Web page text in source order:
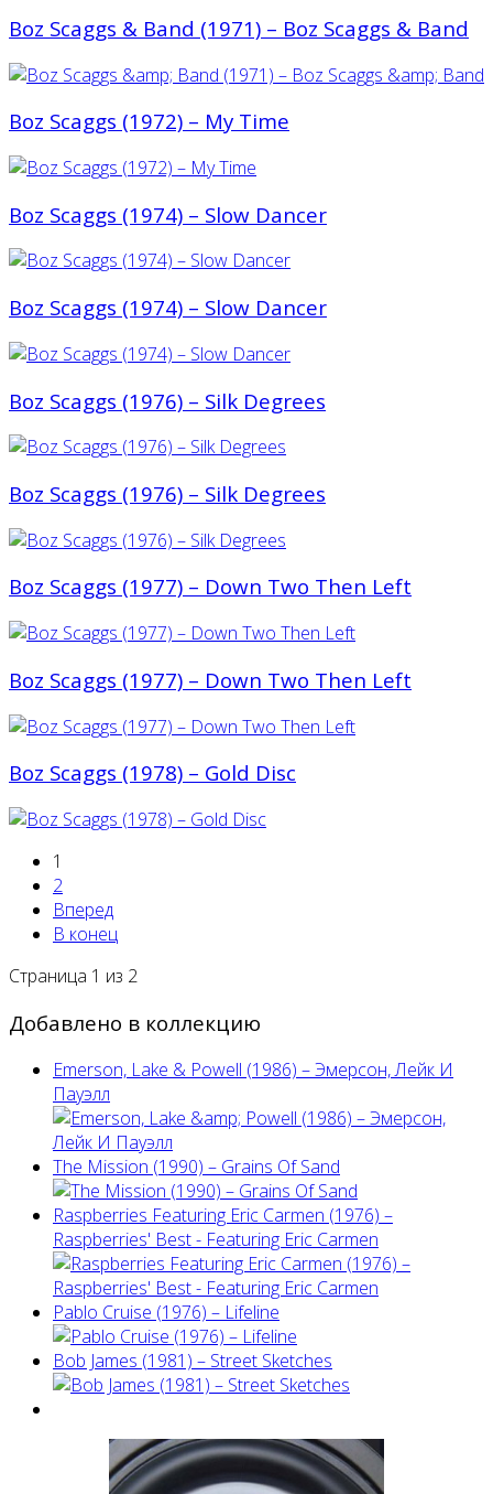
Boz Scaggs & Band (1971) – Boz Scaggs & Band
Boz Scaggs (1972) – My Time
Boz Scaggs (1974) – Slow Dancer
Boz Scaggs (1974) – Slow Dancer
Boz Scaggs (1976) ‎– Silk Degrees
Boz Scaggs (1976) ‎– Silk Degrees
Boz Scaggs (1977) ‎– Down Two Then Left
Boz Scaggs (1977) ‎– Down Two Then Left
Boz Scaggs (1978) – Gold Disc
1
2
Вперед
В конец
Страница 1 из 2
Добавлено в коллекцию
Emerson, Lake & Powell (1986) ‎– Эмерсон, Лейк И
Пауэлл
The Mission (1990) – Grains Of Sand
Raspberries Featuring Eric Carmen (1976) –
Raspberries' Best - Featuring Eric Carmen
Pablo Cruise (1976) – Lifeline
Bob James (1981) – Street Sketches